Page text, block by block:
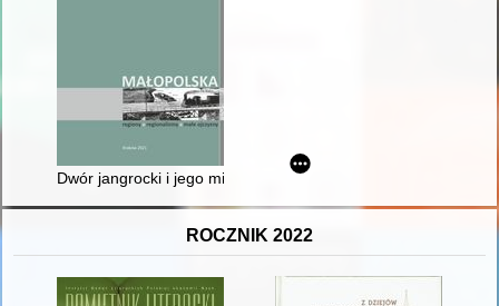
Dwór jangrocki i jego mieszkańcy
ROCZNIK 2022